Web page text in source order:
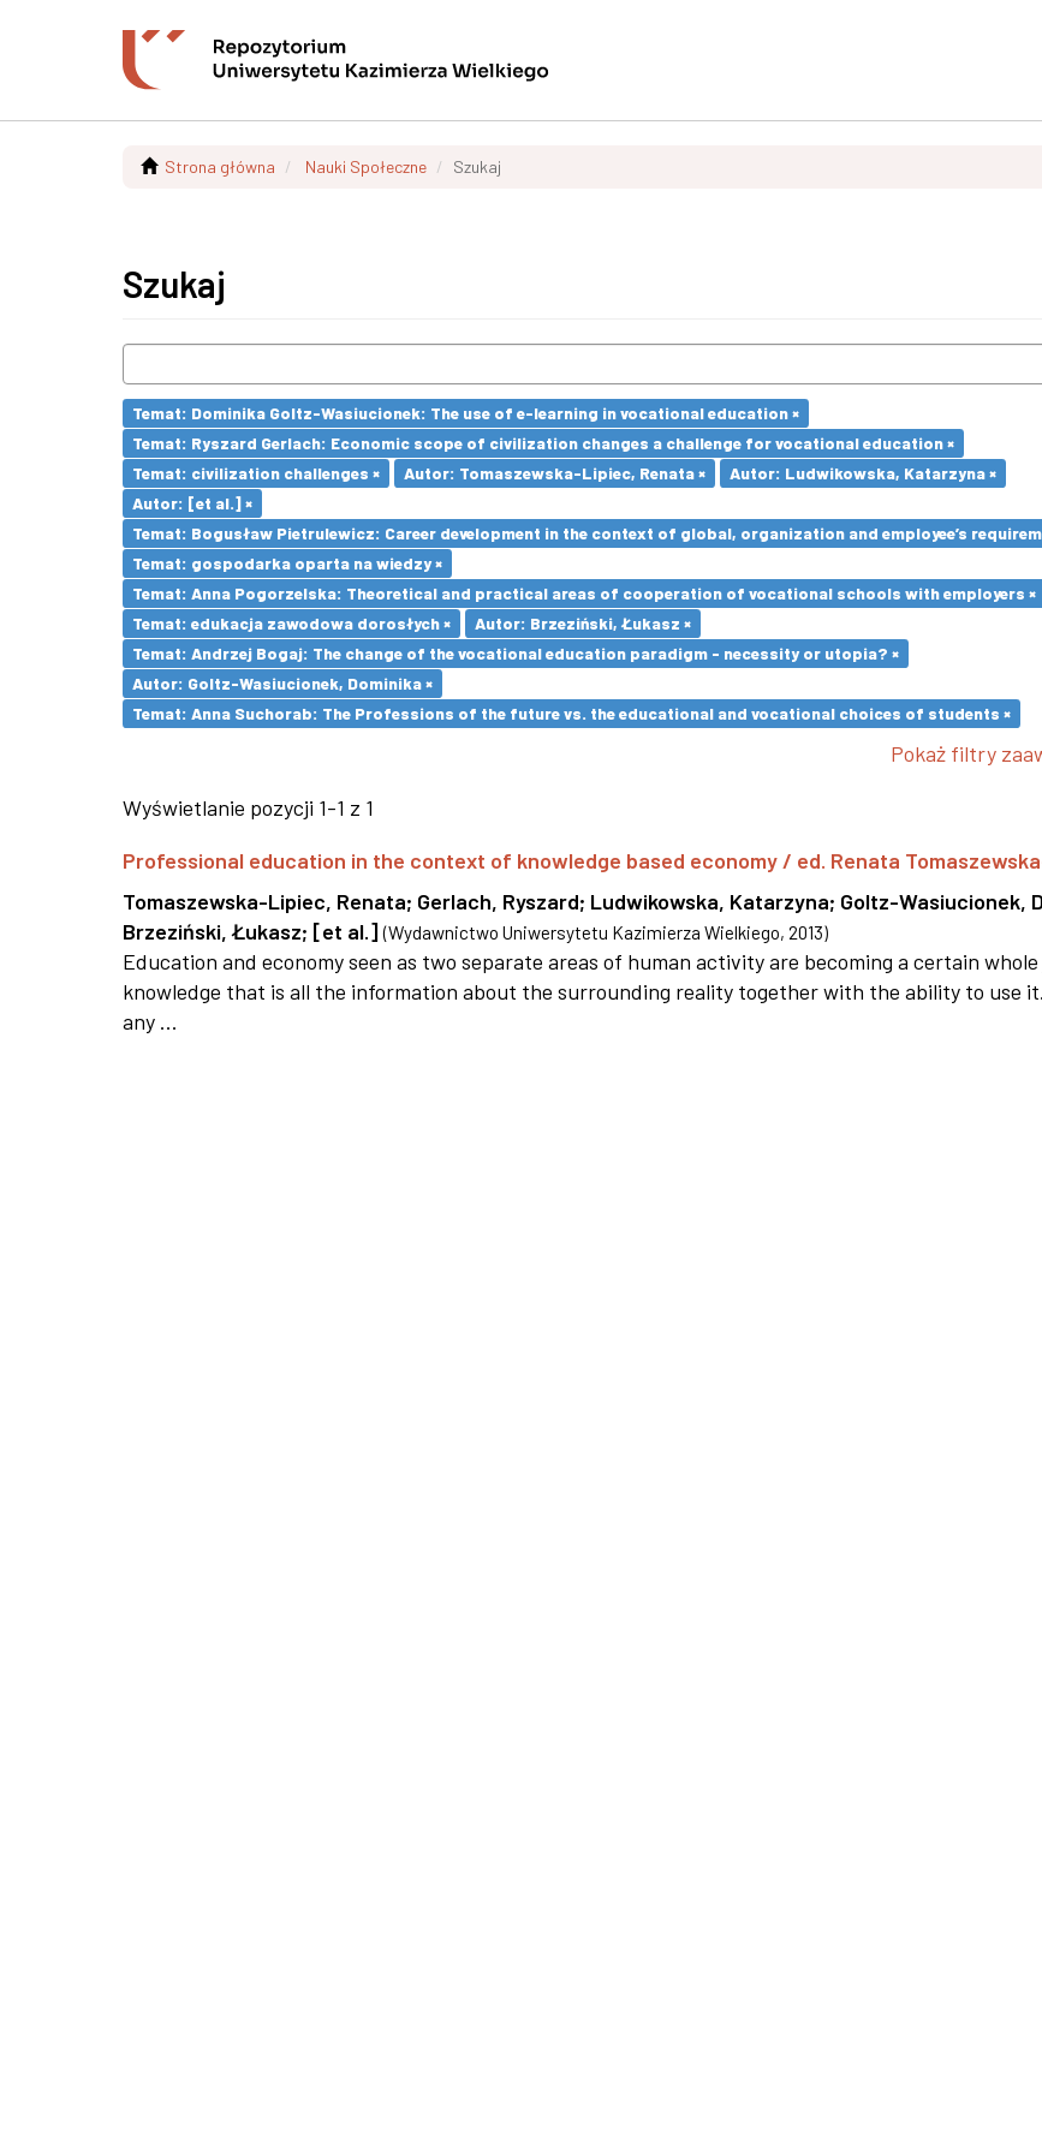
Strona główna Nauki Społeczne Szukaj
Szukaj
Temat: Dominika Goltz-Wasiucionek: The use of e-learning in vocational education ×
Temat: Ryszard Gerlach: Economic scope of civilization changes a challenge for vocational education ×
Temat: civilization challenges ×
Autor: Tomaszewska-Lipiec, Renata ×
Autor: Ludwikowska, Katarzyna ×
Autor: [et al.] ×
Temat: Bogusław Pietrulewicz: Career development in the context of global, organization and employee’s
Temat: gospodarka oparta na wiedzy ×
Temat: Anna Pogorzelska: Theoretical and practical areas of cooperation of vocational schools with employers ×
Temat: edukacja zawodowa dorosłych ×
Autor: Brzeziński, Łukasz ×
Temat: Andrzej Bogaj: The change of the vocational education paradigm - necessity or utopia? ×
Autor: Goltz-Wasiucionek, Dominika ×
Temat: Anna Suchorab: The Professions of the future vs. the educational and vocational choices of students ×
Pokaż filtry
Wyświetlanie pozycji 1-1 z 1
Professional education in the context of knowledge based economy / ed. Renata
Tomaszewska-Lipiec, Renata; Gerlach, Ryszard; Ludwikowska, Katarzyna; Goltz-Wasiucionek,
Brzeziński, Łukasz; [et al.] (Wydawnictwo Uniwersytetu Kazimierza Wielkiego, 2013)
Education and economy seen as two separate areas of human activity are becoming a certain
knowledge that is all the information about the surrounding reality together with the ability to use
any ...